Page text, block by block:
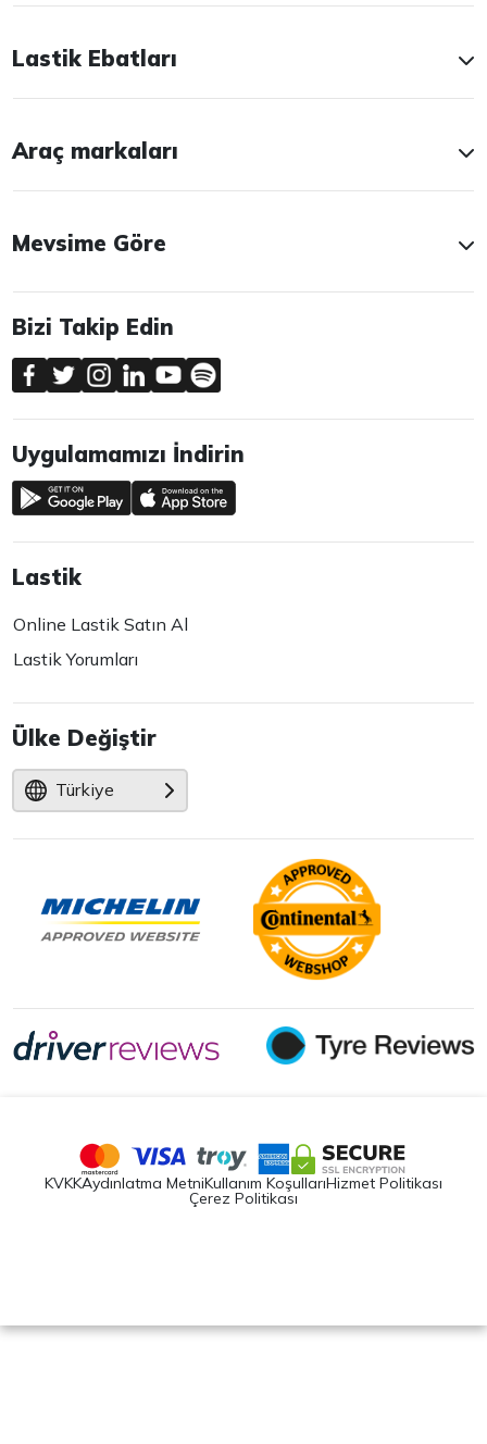
Lastik Ebatları
Araç markaları
Mevsime Göre
Bizi Takip Edin
Uygulamamızı İndirin
Lastik
Online Lastik Satın Al
Lastik Yorumları
Ülke Değiştir
Türkiye
KVKKAydınlatma MetniKullanım KoşullarıHizmet Politikası
Çerez Politikası